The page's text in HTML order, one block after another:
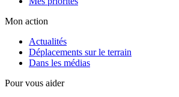
Mon action
Actualités
Déplacements sur le terrain
Dans les médias
Pour vous aider